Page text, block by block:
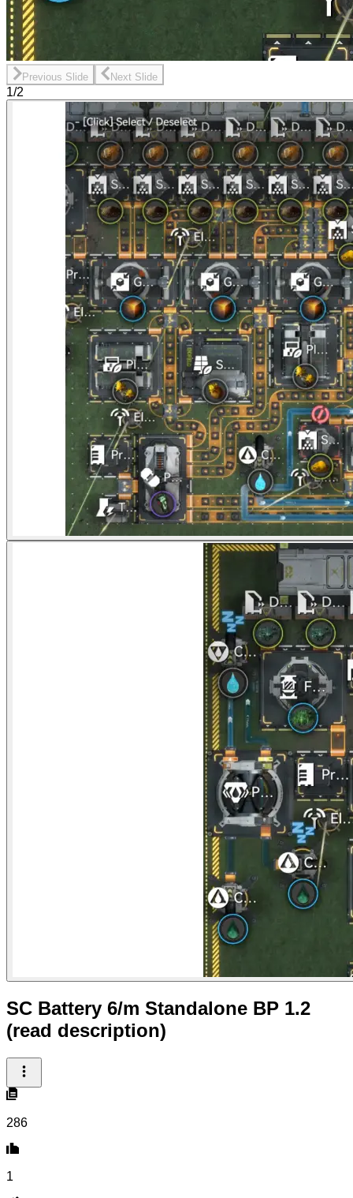
Previous Slide Next Slide
1/2
SC Battery 6/m Standalone BP 1.2
(read description)
286
1